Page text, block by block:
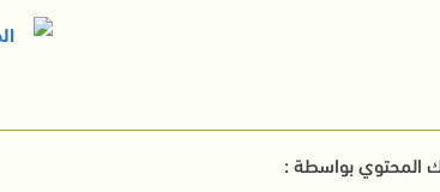
المحتوي بواسطة :